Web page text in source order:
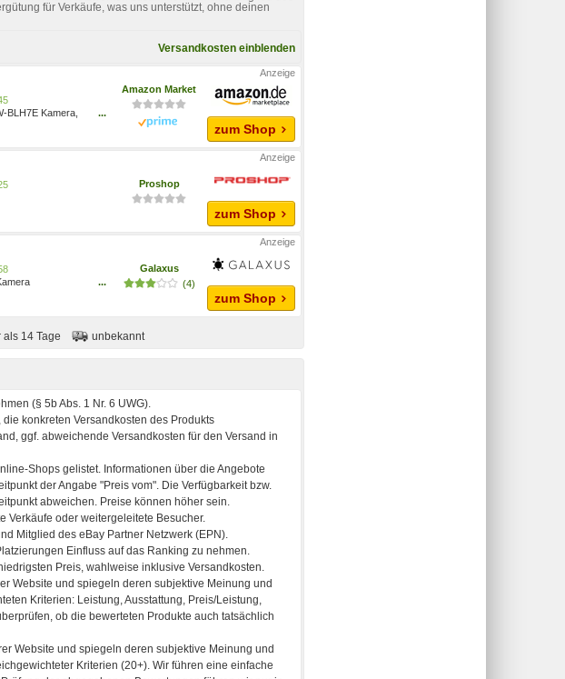
für Verkäufe, was uns unterstützt, ohne deinen
Versandkosten einblenden
BLH7E Kamera,
...
Amazon Market
zum Shop
Proshop
zum Shop
...
Galaxus
(4)
zum Shop
als 14 Tage unbekannt